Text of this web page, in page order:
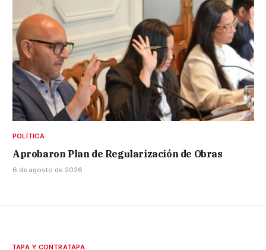
POLÍTICA
Aprobaron Plan de Regularización de Obras
6 de agosto de 2026
TAPA Y CONTRATAPA